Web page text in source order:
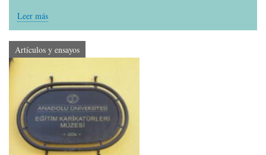
Leer más
Artículos y ensayos